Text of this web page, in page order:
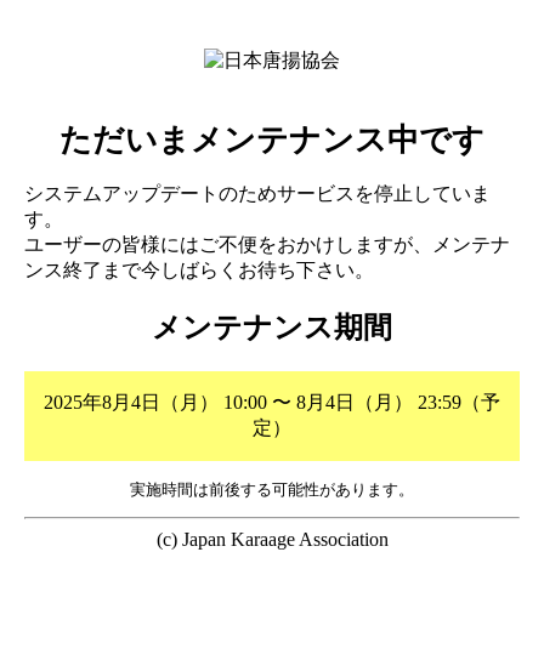
ただいまメンテナンス中です
システムアップデートのためサービスを停止していま
す。
ユーザーの皆様にはご不便をおかけしますが、メンテナ
ンス終了まで今しばらくお待ち下さい。
メンテナンス期間
2025年8月4日（月） 10:00 〜 8月4日（月） 23:59（予
定）
実施時間は前後する可能性があります。
(c) Japan Karaage Association